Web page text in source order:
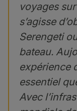
voyages
s’agisse
Serengeti
bateau.
expérience
essentiel
Avec